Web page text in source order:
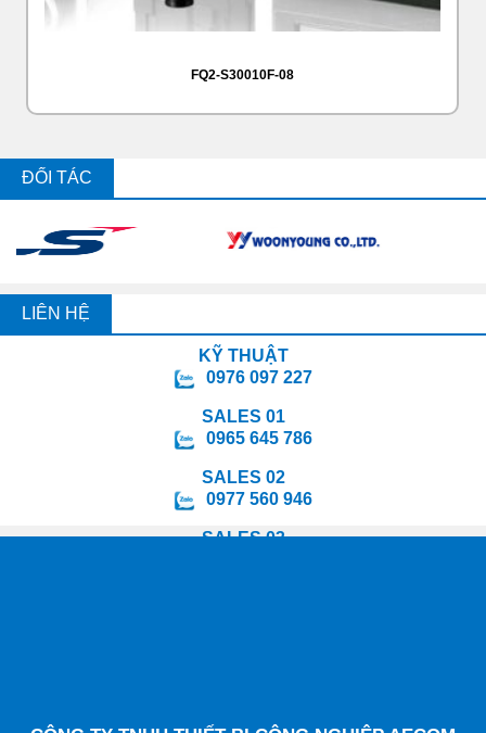
FQ2-S30010F-08
ĐỐI TÁC
LIÊN HỆ
KỸ THUẬT
0976 097 227
SALES 01
0965 645 786
SALES 02
0977 560 946
SALES 03